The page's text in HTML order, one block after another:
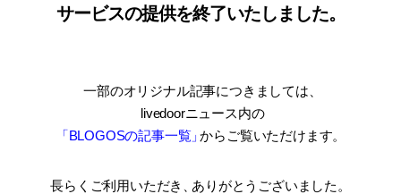
サービスの提供を終了いたしました。
一部のオリジナル記事につきましては
livedoorニュース内の
「BLOGOSの記事一覧」からご覧いただけます。
長らくご利用いただき ありがとうございました。